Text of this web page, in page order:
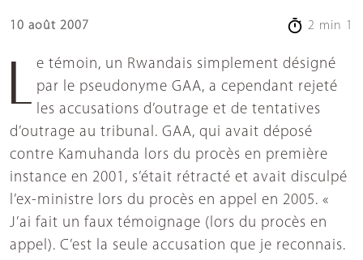
10 août 2007 2 min 1
par le pseudonyme GAA, a cependant rejeté
les accusations d’outrage et de tentatives
d’outrage au tribunal. GAA, qui avait déposé
contre Kamuhanda lors du procès en première
instance en 2001, s’était rétracté et avait disculpé
l’ex-ministre lors du procès en appel en 2005. «
J’ai fait un faux témoignage (lors du procès en
appel). C’est la seule accusation que je reconnais.